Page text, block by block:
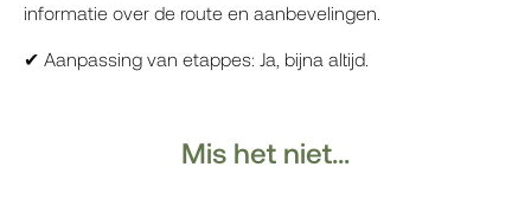
informatie over de route en aanbevelingen.
✔ Aanpassing van etappes: Ja, bijna altijd.
Mis het niet...